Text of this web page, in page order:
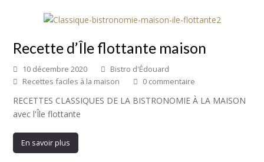
Recette d’Île flottante maison
10 décembre 2020
Bistro d'Édouard
Recettes faciles à la maison
0 commentaire
RECETTES CLASSIQUES DE LA BISTRONOMIE À LA MAISON
avec l'Île flottante
En savoir plus